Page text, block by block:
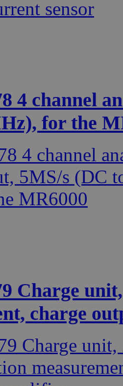
4 channel
for the
Charge
charge